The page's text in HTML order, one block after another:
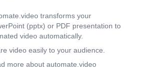
les éléments
dôme - Le minaret
dessiner l’épure
et identifiable par
et à l’eau
dans les
Emprise.
transforms your
(pptx) or PDF presentation to
video automatically.
video easily to your audience.
more about automate.video